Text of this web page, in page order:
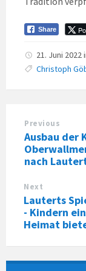
Share
21. Juni 2022
Christoph
Previous
Ausbau der
nach
Next
Lauterts
- Kindern
Heimat